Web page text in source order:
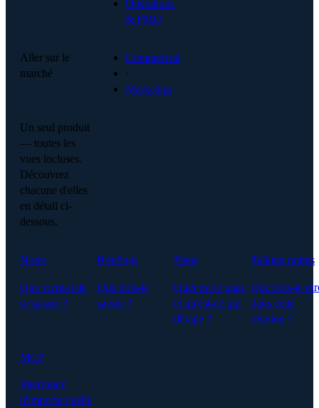
Opérations
& PMO
Aller sur le
marché
Commercial
·
Marketing
Un seul produit
— toutes les
vues incluses.
Découvrez
chacune d'elles
en détail ci-
dessous.
Notes
Que vient-il de
se passer ?
Briefings
Que dois-je
savoir ?
Plans
Quel est le plan,
et qu'est-ce qui
dérape ?
Talking points
Que dois-je
dans cette
réunion ?
MCP
Interrogez
n'importe quelle